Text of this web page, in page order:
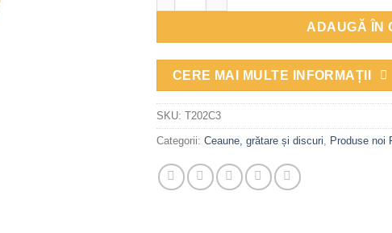
ADAUGĂ ÎN
CERE MAI MULTE INFORMAȚII
SKU: T202C3
Categorii: Ceaune, grătare și discuri, Produse noi